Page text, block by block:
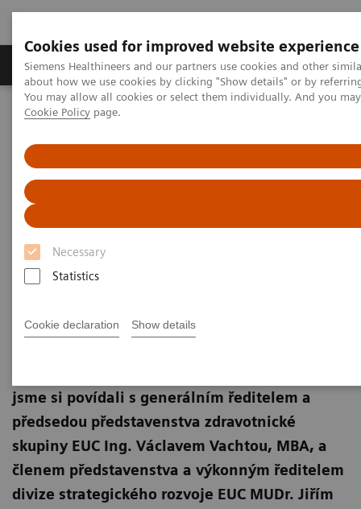
Cookies used for improved website experience
Siemens Healthineers and our partners use cookies and other
about how we use cookies by clicking "Show details" or by
You may allow all cookies or select them individually. And you
Cookie Policy page.
Necessary
Statistics
Cookie declaration Show details
Zobrazovací technika Laboratorní diagnostika
Home Trend Magazín Trend 2022
Digitalizace nám umožňuje
pracovat efektivněji
EUC, největší ambulantní skupina v Česku,
mamocenter a lékáren také telemedicínskou
jsme si povídali s generálním ředitelem a
předsedou představenstva zdravotnické
skupiny EUC Ing. Václavem Vachtou, MBA, a
členem představenstva a výkonným ředitelem
divize strategického rozvoje EUC MUDr. Jiřím